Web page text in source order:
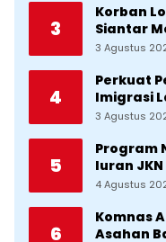
3
Korban
Siantar
3 Agustus
4
Perkuat
Imigrasi
3 Agustus
5
Program
Iuran
4 Agustus
6
Komnas
Asahan